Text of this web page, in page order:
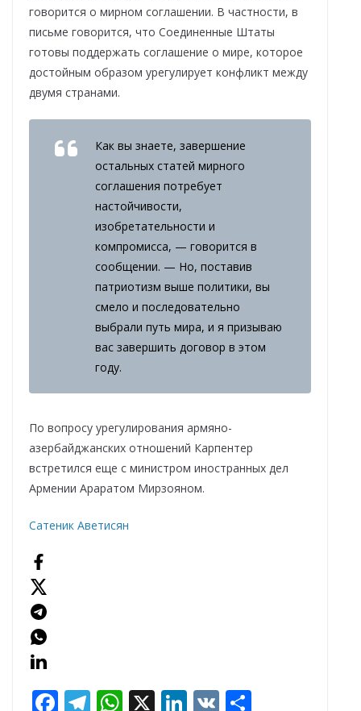
говорится о мирном соглашении. В частности, в
письме говорится, что Соединенные Штаты
готовы поддержать соглашение о мире, которое
достойным образом урегулирует конфликт между
двумя странами.
Как вы знаете, завершение
остальных статей мирного
соглашения потребует
настойчивости,
изобретательности и
компромисса, — говорится в
сообщении. — Но, поставив
патриотизм выше политики, вы
смело и последовательно
выбрали путь мира, и я призываю
вас завершить договор в этом
году.
По вопросу урегулирования армяно-
азербайджанских отношений Карпентер
встретился еще с министром иностранных дел
Армении Араратом Мирзояном.
Сатеник Аветисян
F T W X Li V